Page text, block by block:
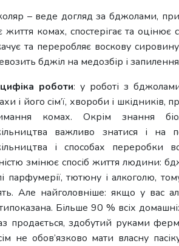
– веде догляд за бджолами,
життя комах, спостерігає та оцінює
та переробляє воскову
бджіл на медозбір і
роботи: у роботі з
і його сім’ї, хвороби і
комах. Окрім знання
важливо знатися і на
і способах переробки
змінює спосіб життя людини:
парфумерії, тютюну і алкоголю,
Але найголовніше: якщо у вас
Більше 90 % всіх
продається, здобутий руками
не обов’язково мати власну